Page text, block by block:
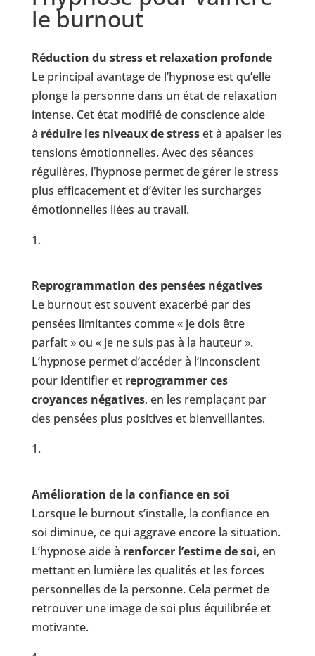
le burnout
Réduction du stress et relaxation profonde
Le principal avantage de l’hypnose est qu’elle
plonge la personne dans un état de relaxation
intense. Cet état modifié de conscience aide
à réduire les niveaux de stresset à apaiser les
tensions émotionnelles. Avec des séances
régulières, l’hypnose permet de gérer le stress
plus efficacement et d’éviter les surcharges
émotionnelles liées au travail.
Reprogrammation des pensées négatives
Le burnout est souvent exacerbé par des
pensées limitantes comme « je dois être
parfait » ou « je ne suis pas à la hauteur ».
L’hypnose permet d’accéder à l’inconscient
pour identifier et reprogrammer ces
croyances négatives, en les remplaçant par
des pensées plus positives et bienveillantes.
Amélioration de la confiance en soi
Lorsque le burnout s’installe, la confiance en
soi diminue, ce qui aggrave encore la situation.
L’hypnose aide à renforcer l’estime de soi, en
mettant en lumière les qualités et les forces
personnelles de la personne. Cela permet de
retrouver une image de soi plus équilibrée et
motivante.